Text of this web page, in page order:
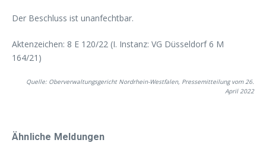
Der Beschluss ist unanfechtbar.
Aktenzeichen: 8 E 120/22 (I. Instanz: VG Düsseldorf 6 M
164/21)
Quelle: Oberverwaltungsgericht Nordrhein-Westfalen, Pressemitteilung vom 26.
April 2022
Ähnliche Meldungen